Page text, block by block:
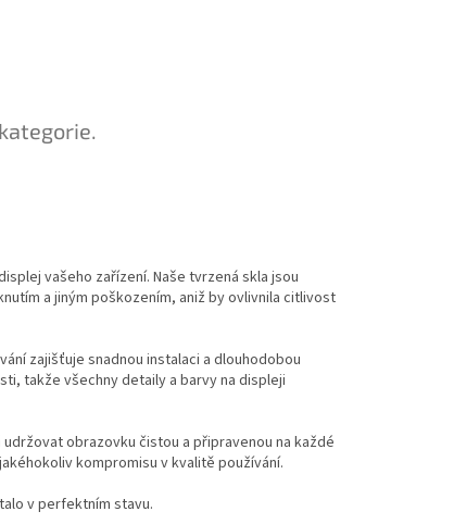
vašeho zařízení. Naše tvrzená skla jsou
a jiným poškozením, aniž by ovlivnila citlivost
zajišťuje snadnou instalaci a dlouhodobou
takže všechny detaily a barvy na displeji
obrazovku čistou a připravenou na každé
kompromisu v kvalitě používání.
v perfektním stavu.